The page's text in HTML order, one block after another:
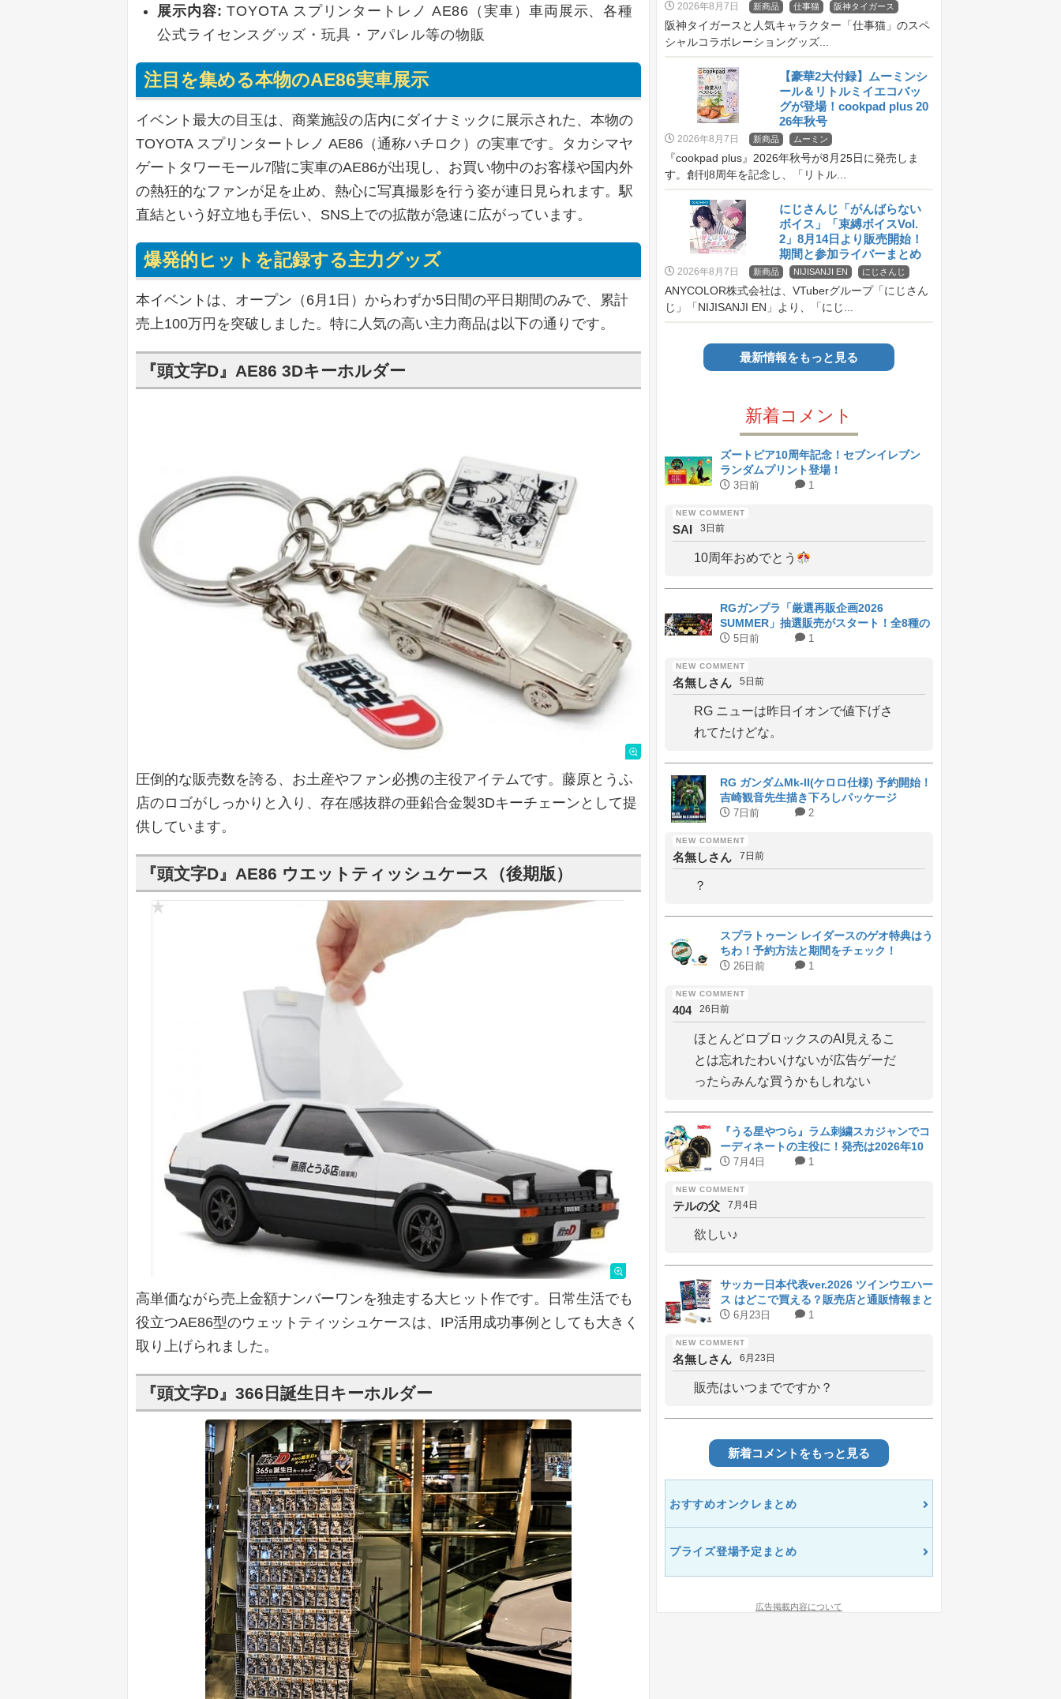
展示内容: TOYOTA スプリンタートレノ AE86（実車）車両展示、各種
公式ライセンスグッズ・玩具・アパレル等の物販
注目を集める本物のAE86実車展示
イベント最大の目玉は、商業施設の店内にダイナミックに展示された、本物の
TOYOTA スプリンタートレノ AE86（通称ハチロク）の実車です。タカシマヤ
ゲートタワーモール7階に実車のAE86が出現し、お買い物中のお客様や国内外
の熱狂的なファンが足を止め、熱心に写真撮影を行う姿が連日見られます。駅
直結という好立地も手伝い、SNS上での拡散が急速に広がっています。
爆発的ヒットを記録する主力グッズ
本イベントは、オープン（6月1日）からわずか5日間の平日期間のみで、累計
売上100万円を突破しました。特に人気の高い主力商品は以下の通りです。
『頭文字D』AE86 3Dキーホルダー
圧倒的な販売数を誇る、お土産やファン必携の主役アイテムです。藤原とうふ
店のロゴがしっかりと入り、存在感抜群の亜鉛合金製3Dキーチェーンとして提
供しています。
『頭文字D』AE86 ウエットティッシュケース（後期版）
高単価ながら売上金額ナンバーワンを独走する大ヒット作です。日常生活でも
役立つAE86型のウェットティッシュケースは、IP活用成功事例としても大きく
取り上げられました。
『頭文字D』366日誕生日キーホルダー
2026年8月7日 新商品 仕事猫 阪神タイガース
阪神タイガースと人気キャラクター「仕事猫」のスペ
シャルコラボレーショングッズ...
【豪華2大付録】ムーミンシ
ール＆リトルミイエコバッ
グが登場！cookpad plus 20
26年秋号
2026年8月7日 新商品 ムーミン
『cookpad plus』2026年秋号が8月25日に発売しま
す。創刊8周年を記念し、「リトル...
にじさんじ「がんばらない
ボイス」「束縛ボイスVol.
2」8月14日より販売開始！
期間と参加ライバーまとめ
2026年8月7日 新商品 NIJISANJI EN にじさんじ
ANYCOLOR株式会社は、VTuberグループ「にじさん
じ」「NIJISANJI EN」より、「にじ...
最新情報をもっと見る
新着コメント
ズートピア10周年記念！セブンイレブン
ランダムプリント登場！
3日前 1
SAI 3日前
10周年おめでとう
RGガンプラ「厳選再販企画2026
SUMMER」抽選販売がスタート！全8種の
ラインナップと受付期間
5日前 1
名無しさん 5日前
RG ニューは昨日イオンで値下げさ
れてたけどな。
RG ガンダムMk-II(ケロロ仕様) 予約開始！
吉崎観音先生描き下ろしパッケージ
7日前 2
名無しさん 7日前
？
スプラトゥーン レイダースのゲオ特典はう
ちわ！予約方法と期間をチェック！
26日前 1
404 26日前
ほとんどロブロックスのAI見えるこ
とは忘れたわいけないが広告ゲーだ
ったらみんな買うかもしれない
『うる星やつら』ラム刺繍スカジャンでコ
ーディネートの主役に！発売は2026年10
月上旬
7月4日 1
テルの父 7月4日
欲しい♪
サッカー日本代表ver.2026 ツインウエハー
ス はどこで買える？販売店と通販情報まと
め 6月23日 1
名無しさん 6月23日
販売はいつまでですか？
新着コメントをもっと見る
おすすめオンクレまとめ
プライズ登場予定まとめ
広告掲載内容について